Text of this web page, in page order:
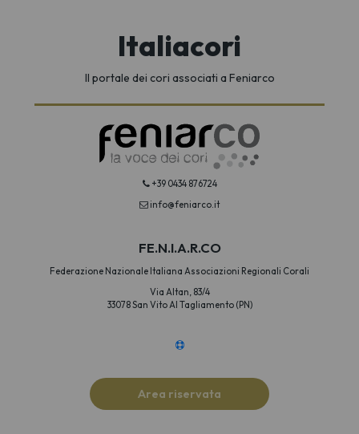
Italiacori
Il portale dei cori associati a Feniarco
+39 0434 876724
info@feniarco.it
FE.N.I.A.R.CO
Federazione Nazionale Italiana Associazioni Regionali Corali
Via Altan, 83/4
33078 San Vito Al Tagliamento (PN)
Area riservata